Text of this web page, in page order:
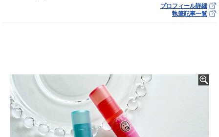
プロフィール詳細
執筆記事一覧